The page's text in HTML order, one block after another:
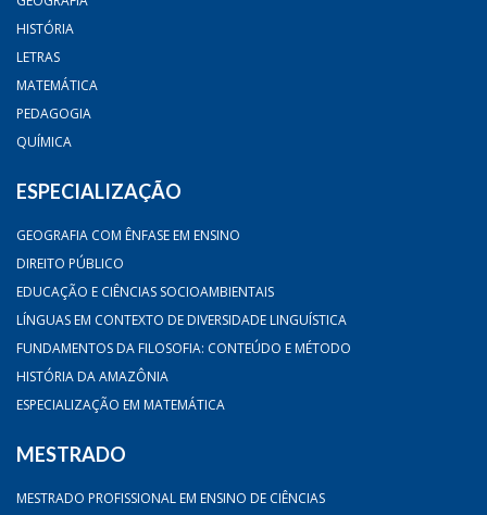
HISTÓRIA
LETRAS
MATEMÁTICA
PEDAGOGIA
QUÍMICA
ESPECIALIZAÇÃO
GEOGRAFIA COM ÊNFASE EM ENSINO
DIREITO PÚBLICO
EDUCAÇÃO E CIÊNCIAS SOCIOAMBIENTAIS
LÍNGUAS EM CONTEXTO DE DIVERSIDADE LINGUÍSTICA
FUNDAMENTOS DA FILOSOFIA: CONTEÚDO E MÉTODO
HISTÓRIA DA AMAZÔNIA
ESPECIALIZAÇÃO EM MATEMÁTICA
MESTRADO
MESTRADO PROFISSIONAL EM ENSINO DE CIÊNCIAS